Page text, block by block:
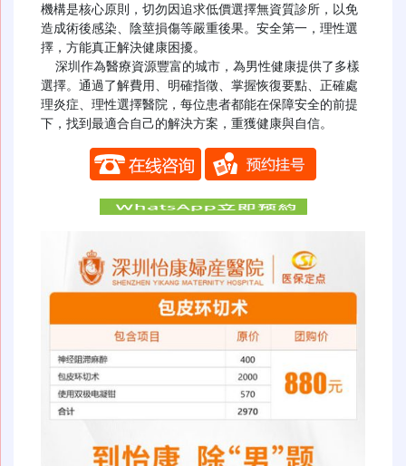
機構是核心原則，切勿因追求低價選擇無資質診所，以免
造成術後感染、陰莖損傷等嚴重後果。安全第一，理性選
擇，方能真正解決健康困擾。
選擇。通過了解費用、明確指徵、掌握恢復要點、正確處
理炎症、理性選擇醫院，每位患者都能在保障安全的前提
下，找到最適合自己的解決方案，重獲健康與自信。